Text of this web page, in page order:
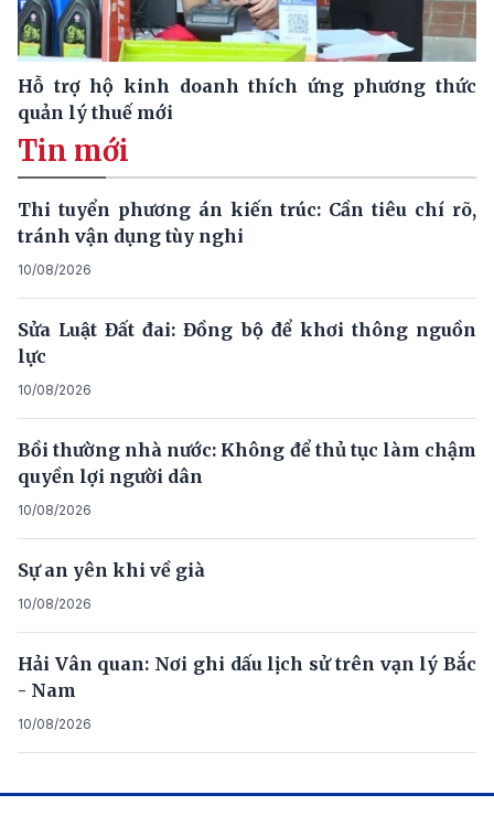
Hỗ trợ hộ kinh doanh thích ứng phương thức
quản lý thuế mới
Tin mới
Thi tuyển phương án kiến trúc: Cần tiêu chí rõ,
tránh vận dụng tùy nghi
10/08/2026
Sửa Luật Đất đai: Đồng bộ để khơi thông nguồn
lực
10/08/2026
Bồi thường nhà nước: Không để thủ tục làm chậm
quyền lợi người dân
10/08/2026
Sự an yên khi về già
10/08/2026
Hải Vân quan: Nơi ghi dấu lịch sử trên vạn lý Bắc
- Nam
10/08/2026